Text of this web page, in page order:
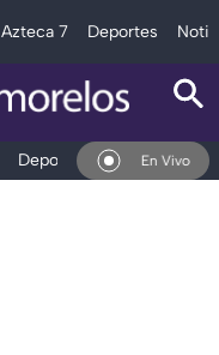
Azteca 7 Deportes
Deportes Espectáculos
En Vivo